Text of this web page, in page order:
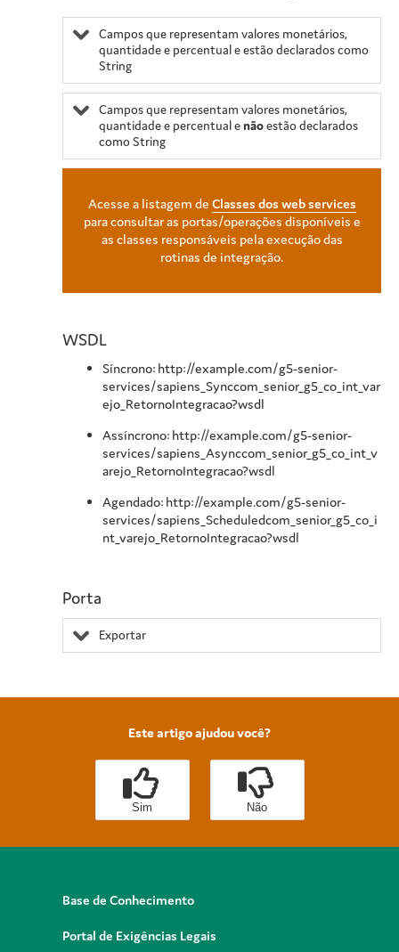
Campos que representam valores monetários,
quantidade e percentual e estão declarados como
String
Campos que representam valores monetários,
quantidade e percentual e nãoestão declarados
como String
Acesse a listagem de Classes dos web services
para consultar as portas/operações disponíveis e
as classes responsáveis pela execução das
rotinas de integração.
WSDL
Síncrono: http://example.com/g5-senior-
services/sapiens_Synccom_senior_g5_co_int_var
ejo_RetornoIntegracao?wsdl
Assíncrono: http://example.com/g5-senior-
services/sapiens_Asynccom_senior_g5_co_int_v
arejo_RetornoIntegracao?wsdl
Agendado: http://example.com/g5-senior-
services/sapiens_Scheduledcom_senior_g5_co_i
nt_varejo_RetornoIntegracao?wsdl
Porta
Exportar
Este artigo ajudou você?
Sim Não
Base de Conhecimento
Portal de Exigências Legais